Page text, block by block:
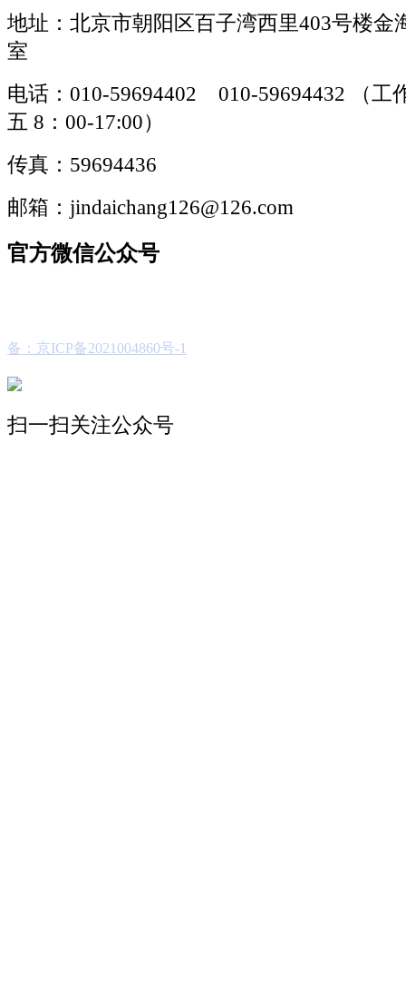
地址：北京市朝阳区百子湾西里403号楼金
室
电话：010-59694402 010-59694432 （工
五 8：00-17:00）
传真：59694436
邮箱：jindaichang126@126.com
官方微信公众号
备：京ICP备2021004860号-1
扫一扫关注公众号